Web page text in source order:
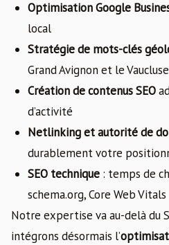
Optimisation Google
local
Stratégie de mots-clés
Grand Avignon et le Vaucluse
Création de contenus SEO
d’activité
Netlinking et autorité de
durablement votre
SEO technique : temps de
schema.org, Core Web Vitals
Notre expertise va au-delà du
intégrons désormais l’